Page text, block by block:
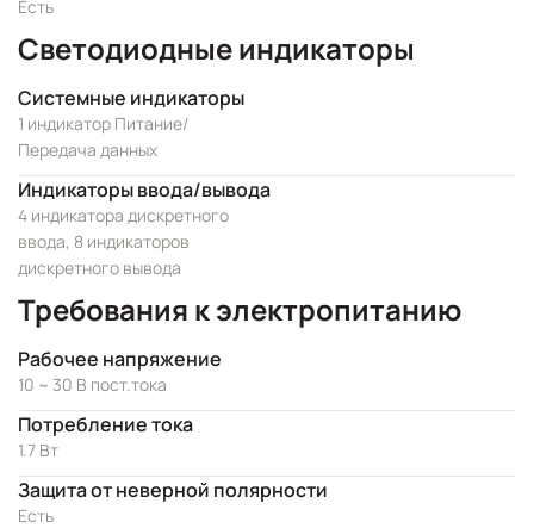
Есть
Светодиодные индикаторы
Системные индикаторы
1 индикатор Питание/
Передача данных
Индикаторы ввода/вывода
4 индикатора дискретного
ввода, 8 индикаторов
дискретного вывода
Требования к электропитанию
Рабочее напряжение
10 ~ 30 В пост.тока
Потребление тока
1.7 Вт
Защита от неверной полярности
Есть